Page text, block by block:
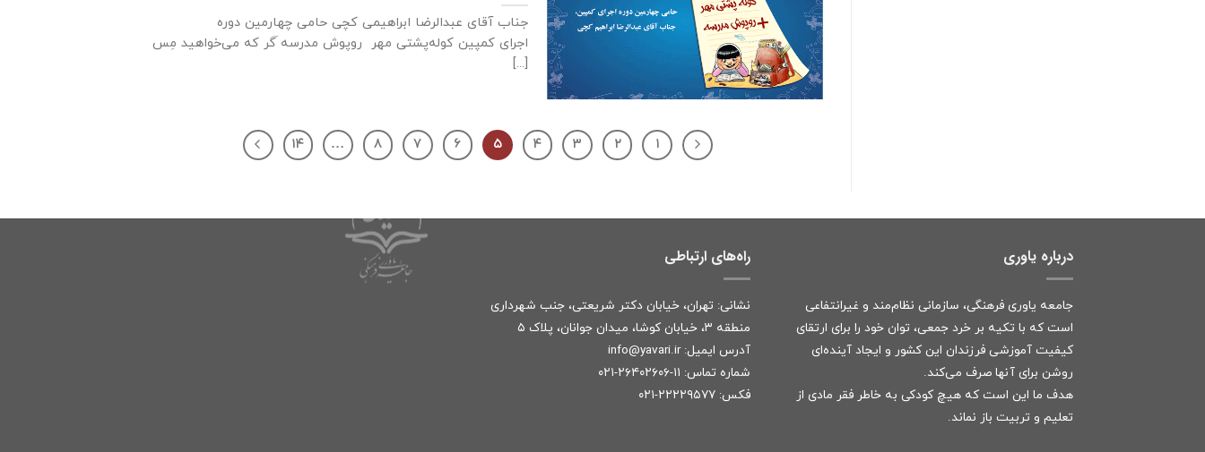
جناب آقای عبدالرضا ابراهیمی کچی حامی چهارمین دوره
اجرای کمپین کوله‌پشتی مهر روپوش مدرسه َگر که می‌خواهید مِس
[...]
۱ ۲ ۳ ۴ ۵ ۶ ۷ ۸ … ۱۴
درباره یاوری
جامعه یاوری فرهنگی، سازمانی نظام‌مند و غیرانتفاعی
است که با تکیه بر خرد جمعی، توان خود را برای ارتقای
کیفیت آموزشی فرزندان این کشور و ایجاد آینده‌ای
روشن برای آنها صرف می‌کند.
هدف ما این است که هیچ کودکی به خاطر فقر مادی از
تعلیم و تربیت باز نماند.
راه‌های ارتباطی
نشانی: تهران، خیابان دکتر شریعتی، جنب شهرداری
منطقه ۳، خیابان کوشا، میدان جوانان، پلاک ۵
آدرس ایمیل: info@yavari.ir
شماره تماس: ۱۱-۲۶۴۰۲۶۰۶-۰۲۱
فکس: ۲۲۲۲۹۵۷۷-۰۲۱